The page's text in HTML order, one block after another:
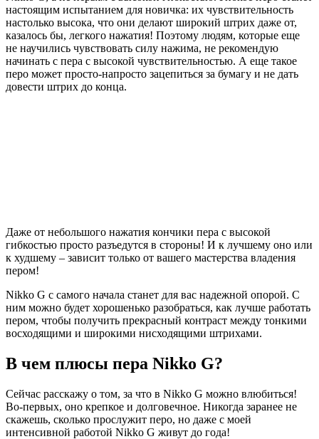
настоящим испытанием для новичка: их чувствительность
настолько высока, что они делают широкий штрих даже от,
казалось бы, легкого нажатия! Поэтому людям, которые еще
не научились чувствовать силу нажима, не рекомендую
начинать с пера с высокой чувствительностью. А еще такое
перо может просто-напросто зацепиться за бумагу и не дать
довести штрих до конца.
Даже от небольшого нажатия кончики пера с высокой
гибкостью просто разъедутся в стороны! И к лучшему оно или
к худшему – зависит только от вашего мастерства владения
пером!
Nikko G с самого начала станет для вас надежной опорой. С
ним можно будет хорошенько разобраться, как лучше работать
пером, чтобы получить прекрасный контраст между тонкими
восходящими и широкими нисходящими штрихами.
В чем плюсы пера Nikko G?
Сейчас расскажу о том, за что в Nikko G можно влюбиться!
Во-первых, оно крепкое и долговечное. Никогда заранее не
скажешь, сколько прослужит перо, но даже с моей
интенсивной работой Nikko G живут до года!